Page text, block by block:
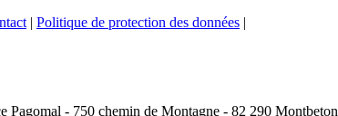
| Politique de protection des données |
Pagomal - 750 chemin de Montagne - 82 290 Montbeton